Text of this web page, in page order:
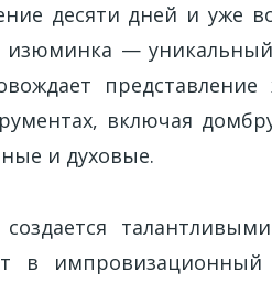
десяти дней и уже
изюминка —
включая
и духовые.
в